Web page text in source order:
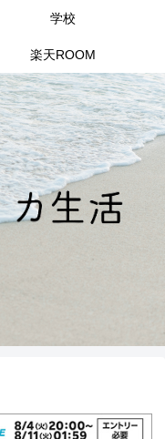
学校
楽天ROOM